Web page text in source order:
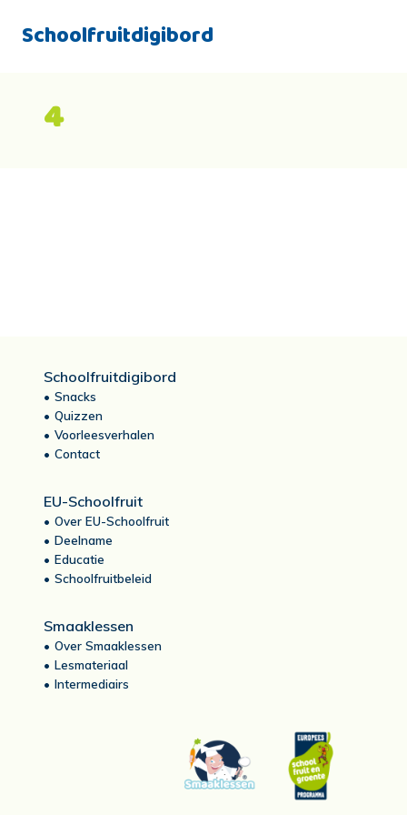
Schoolfruitdigibord
4
Schoolfruitdigibord
Snacks
Quizzen
Voorleesverhalen
Contact
EU-Schoolfruit
Over EU-Schoolfruit
Deelname
Educatie
Schoolfruitbeleid
Smaaklessen
Over Smaaklessen
Lesmateriaal
Intermediairs